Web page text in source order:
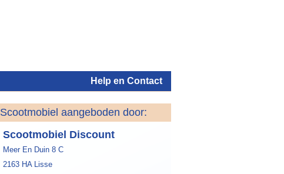
Help en Contact
Scootmobiel aangeboden door:
Scootmobiel Discount
Meer En Duin 8 C
2163 HA Lisse